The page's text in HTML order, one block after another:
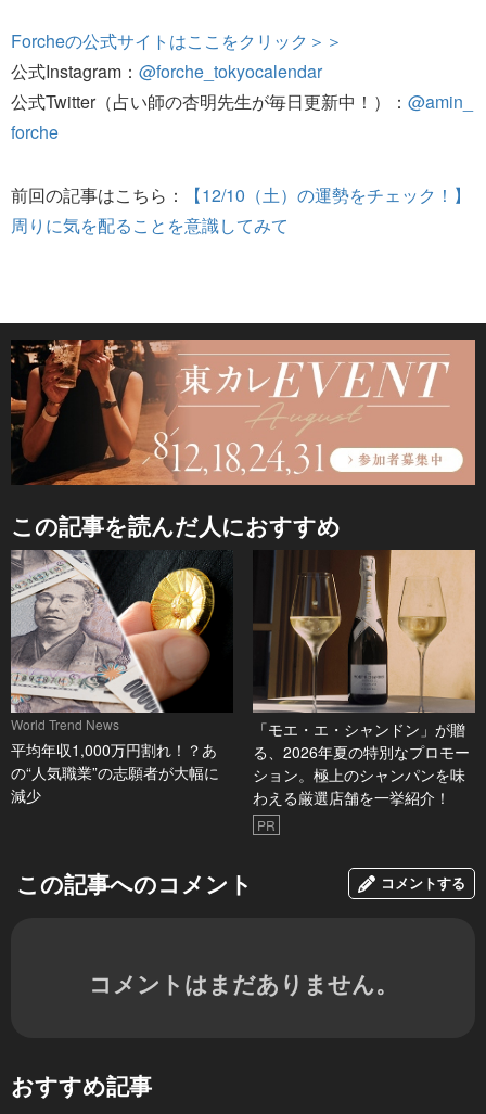
Forcheの公式サイトはここをクリック＞＞
公式Instagram： @forche_tokyocalendar
公式Twitter（占い師の杏明先生が毎日更新中！）： @amin_
forche
前回の記事はこちら：
【12/10（土）の運勢をチェック！】
周りに気を配ることを意識してみて
この記事を読んだ人におすすめ
World Trend News
平均年収1,000万円割れ！？あ
の“人気職業”の志願者が大幅に
減少
「モエ・エ・シャンドン」が贈
る、2026年夏の特別なプロモー
ション。極上のシャンパンを味
わえる厳選店舗を一挙紹介！
PR
この記事へのコメント コメントする
コメントはまだありません。
おすすめ記事